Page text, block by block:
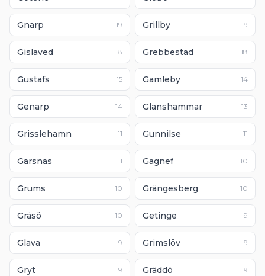
Gnarp 19 Grillby 19
Gislaved 18 Grebbestad 18
Gustafs 15 Gamleby 14
Genarp 14 Glanshammar 13
Grisslehamn 11 Gunnilse 11
Gärsnäs 11 Gagnef 10
Grums 10 Grängesberg 10
Gräsö 10 Getinge 9
Glava 9 Grimslöv 9
Gryt 9 Gräddö 9